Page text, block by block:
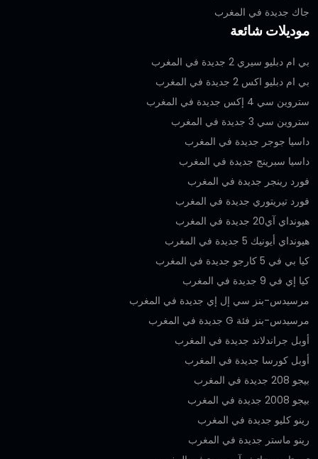
جاك جديدة في المغرب
موديلات شائعة
بي ام دبليو سيري 2 جديدة في المغرب
بي ام دبليو اكس 2 جديدة في المغرب
ستروين سي 4 إكس جديدة في المغرب
ستروين سي 3 جديدة في المغرب
داسيا جوجر جديدة في المغرب
داسيا سبرينج جديدة في المغرب
فورد رينجر جديدة في المغرب
فورد تيريتوري جديدة في المغرب
هيونداي آي20 جديدة في المغرب
هيونداي أيونيك 5 جديدة في المغرب
كيا بي في 5 كارجو جديدة في المغرب
كيا إي في 9 جديدة في المغرب
مرسيدس-بنز سي إل إي جديدة في المغرب
مرسيدس-بنز فئة G جديدة في المغرب
أوبل جراندلاند جديدة في المغرب
أوبل كورسا جديدة في المغرب
بيجو 208 جديدة في المغرب
بيجو 2008 جديدة في المغرب
رينو كليو جديدة في المغرب
رينو ماستر جديدة في المغرب